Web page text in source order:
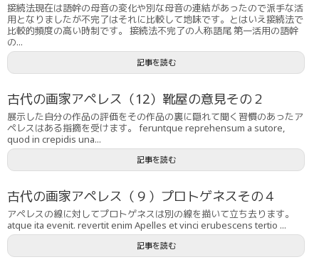
接続法現在は語幹の母音の変化や別な母音の連結があったので派手な活
用となりましたが不完了はそれに比較して地味です。とはいえ接続法で
比較的頻度の高い時制です。 接続法不完了の人称語尾 第一活用の語幹
の...
記事を読む
古代の画家アペレス（12）靴屋の意見その２
展示した自分の作品の評価をその作品の裏に隠れて聞く習慣のあったア
ペレスはある指摘を受けます。 feruntque reprehensum a sutore,
quod in crepidis una...
記事を読む
古代の画家アペレス（９）プロトゲネスその４
アペレスの線に対してプロトゲネスは別の線を描いて立ち去ります。
atque ita evenit. revertit enim Apelles et vinci erubescens tertio ...
記事を読む